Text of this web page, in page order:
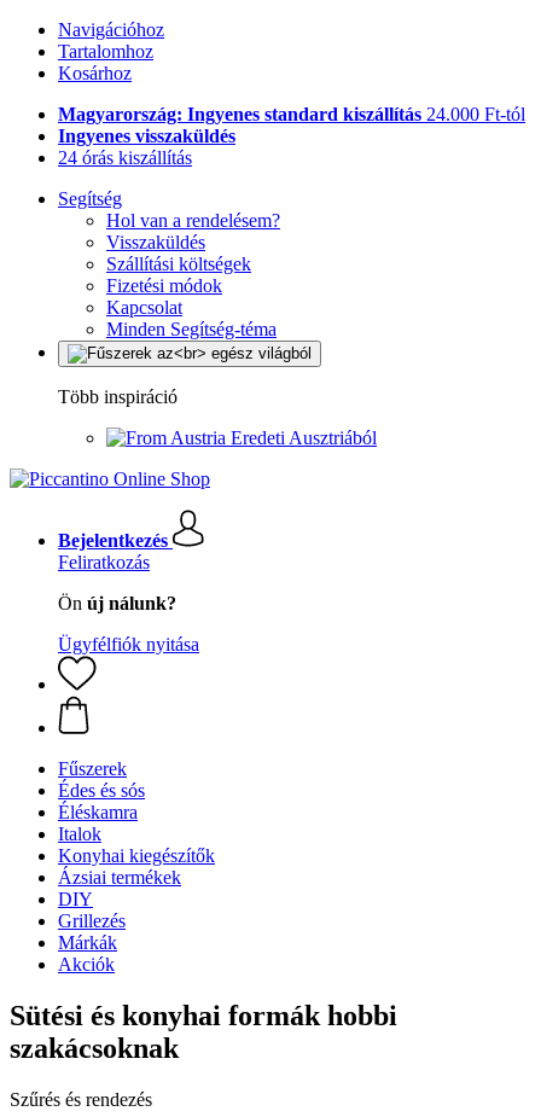
Navigációhoz
Tartalomhoz
Kosárhoz
Magyarország: Ingyenes standard kiszállítás 24.000 Ft-tól
Ingyenes visszaküldés
24 órás kiszállítás
Segítség
Hol van a rendelésem?
Visszaküldés
Szállítási költségek
Fizetési módok
Kapcsolat
Minden Segítség-téma
Több inspiráció
Eredeti Ausztriából
Bejelentkezés
Feliratkozás
Ön új nálunk?
Ügyfélfiók nyitása
Fűszerek
Édes és sós
Éléskamra
Italok
Konyhai kiegészítők
Ázsiai termékek
DIY
Grillezés
Márkák
Akciók
Sütési és konyhai formák hobbi
szakácsoknak
Szűrés és rendezés